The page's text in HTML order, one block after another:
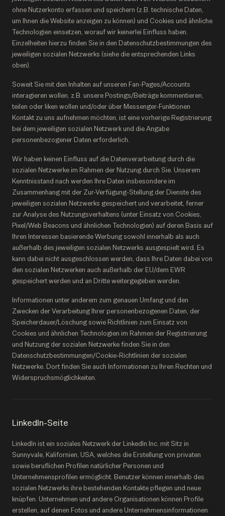
ohne Nutzerkonto erfassen und speichern (z.B. technische Daten,
um Ihnen die Website anzeigen zu können) und Cookies und ähnliche
Technologien einsetzen, worauf wir keinerlei Einfluss haben.
Einzelheiten hierzu finden Sie in den Datenschutzbestimmungen des
jeweiligen sozialen Netzwerks (siehe die entsprechenden Links
oben).
Soweit Sie mit den Inhalten auf unseren Fan-Pages/Accounts
interagieren wollen, z.B. unsere Postings/Beiträge kommentieren,
teilen oder liken wollen und/oder über Messenger-Funktionen
Kontakt zu uns aufnehmen möchten, ist eine vorherige Registrierung
bei dem jeweiligen sozialen Netzwerk und die Angabe
personenbezogener Daten erforderlich.
Wir haben keinen Einfluss auf die Datenverarbeitung durch die
sozialen Netzwerke im Rahmen der Nutzung durch Sie. Unserem
Kenntnisstand nach werden Ihre Daten insbesondere im
Zusammenhang mit der Zur-Verfügung-Stellung der Dienste des
jeweiligen sozialen Netzwerks gespeichert und verarbeitet, ferner
zur Analyse des Nutzungsverhaltens (unter Einsatz von Cookies,
Pixel/Web Beacons und ähnlichen Technologien) auf deren Basis auf
Ihren Interessen basierende Werbung sowohl innerhalb als auch
außerhalb des jeweiligen sozialen Netzwerks ausgespielt wird. Es
kann dabei nicht ausgeschlossen werden, dass Ihre Daten dabei von
den sozialen Netzwerken auch außerhalb der EU/dem EWR
gespeichert werden und an Dritte weitergegeben werden.
Informationen unter anderem zum genauen Umfang und den
Zwecken der Verarbeitung Ihrer personenbezogenen Daten, der
Speicherdauer/Löschung sowie Richtlinien zum Einsatz von
Cookies und ähnlichen Technologien im Rahmen der Registrierung
und Nutzung der sozialen Netzwerke finden Sie in den
Datenschutzbestimmungen/Cookie-Richtlinien der sozialen
Netzwerke. Dort finden Sie auch Informationen zu Ihren Rechten und
Widerspruchsmöglichkeiten.
LinkedIn-Seite
LinkedIn ist ein soziales Netzwerk der LinkedIn Inc. mit Sitz in
Sunnyvale, Kalifornien, USA, welches die Erstellung von privaten
sowie beruflichen Profilen natürlicher Personen und
Unternehmensprofilen ermöglicht. Benutzer können innerhalb des
sozialen Netzwerks ihre bestehenden Kontakte pflegen und neue
knüpfen. Unternehmen und andere Organisationen können Profile
erstellen, auf denen Fotos und andere Unternehmensinformationen